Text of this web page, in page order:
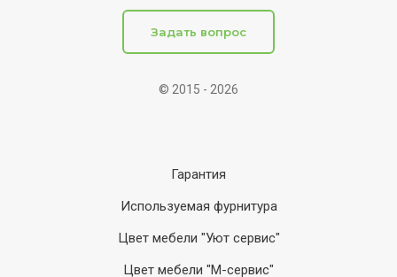
© 2015 - 2026
Задать вопрос
Гарантия
Используемая фурнитура
Цвет мебели "Уют сервис"
Цвет мебели "М-сервис"